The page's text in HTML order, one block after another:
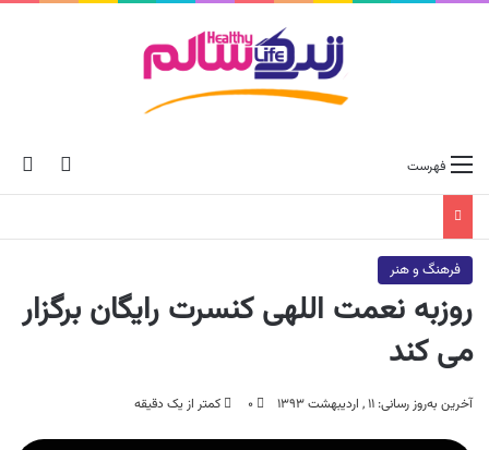
skin فهرست
فرهنگ و هنر
روزبه نعمت اللهی کنسرت رایگان برگزار
می کند
آخرین به‌روز رسانی: ۱۱ , اردیبهشت ۱۳۹۳ ۰ کمتر از یک دقیقه